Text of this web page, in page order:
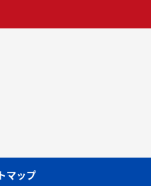
マップ